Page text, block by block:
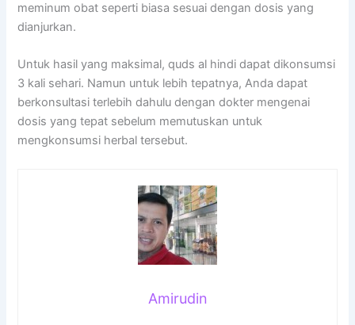
meminum obat seperti biasa sesuai dengan dosis yang
dianjurkan.
Untuk hasil yang maksimal, quds al hindi dapat dikonsumsi
3 kali sehari. Namun untuk lebih tepatnya, Anda dapat
berkonsultasi terlebih dahulu dengan dokter mengenai
dosis yang tepat sebelum memutuskan untuk
mengkonsumsi herbal tersebut.
Amirudin